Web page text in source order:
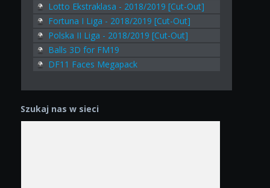
Lotto Ekstraklasa - 2018/2019 [Cut-Out]
Fortuna I Liga - 2018/2019 [Cut-Out]
Polska II Liga - 2018/2019 [Cut-Out]
Balls 3D for FM19
DF11 Faces Megapack
Szukaj nas w sieci